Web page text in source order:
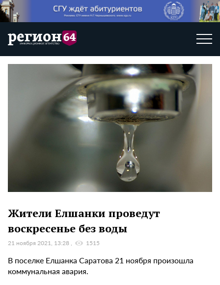
Жители Елшанки проведут
воскресенье без воды
21 ноября 2021, 13:28 1515
В поселке Елшанка Саратова 21 ноября произошла
коммунальная авария.